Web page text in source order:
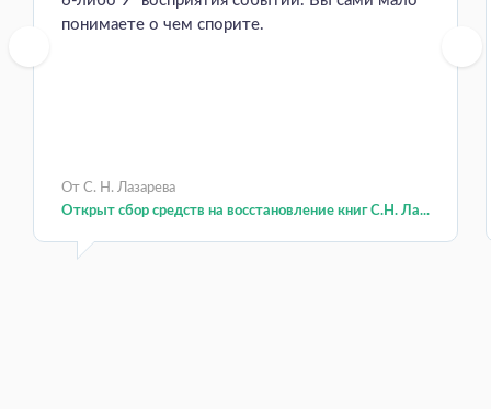
понимаете о чем спорите.
От С. Н. Лазарева
Открыт сбор средств на восстановление книг С.Н. Ла...